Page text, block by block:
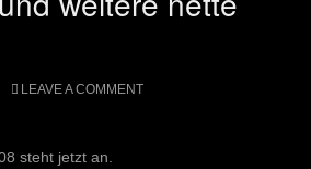
LEAVE A COMMENT
steht jetzt an.